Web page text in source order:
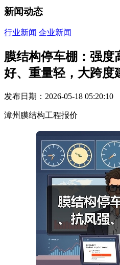
新闻动态
行业新闻 企业新闻
膜结构停车棚：强度
好、重量轻，大跨度
发布日期：2026-05-18 05:20:10
漳州膜结构工程报价